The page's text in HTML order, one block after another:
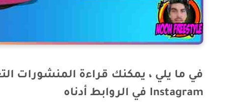
في ما يلي ، يمكنك قراءة المنشورات
Instagram في الروابط أدناه